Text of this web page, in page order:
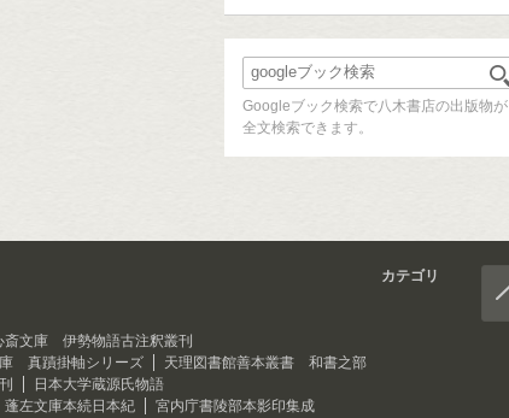
Googleブック検索で八木書店の出版物が
全文検索できます。
カテゴリ
斎文庫 伊勢物語古注釈叢刊
真蹟掛軸シリーズ
天理図書館善本叢書 和書之部
日本大学蔵源氏物語
蓬左文庫本続日本紀
宮内庁書陵部本影印集成